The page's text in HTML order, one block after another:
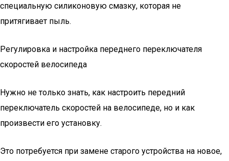
специальную силиконовую смазку, которая не
притягивает пыль.
Регулировка и настройка переднего переключателя
скоростей велосипеда
Нужно не только знать, как настроить передний
переключатель скоростей на велосипеде, но и как
произвести его установку.
Это потребуется при замене старого устройства на новое,